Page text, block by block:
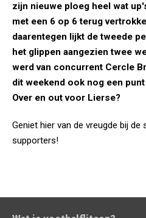
zijn nieuwe ploeg heel wat
met een 6 op 6 terug
daarentegen lijkt de tweede
het glippen aangezien twee
werd van concurrent Cercle
dit weekend ook nog een
Over en out voor Lierse?
Geniet hier van de vreugde bij
supporters!